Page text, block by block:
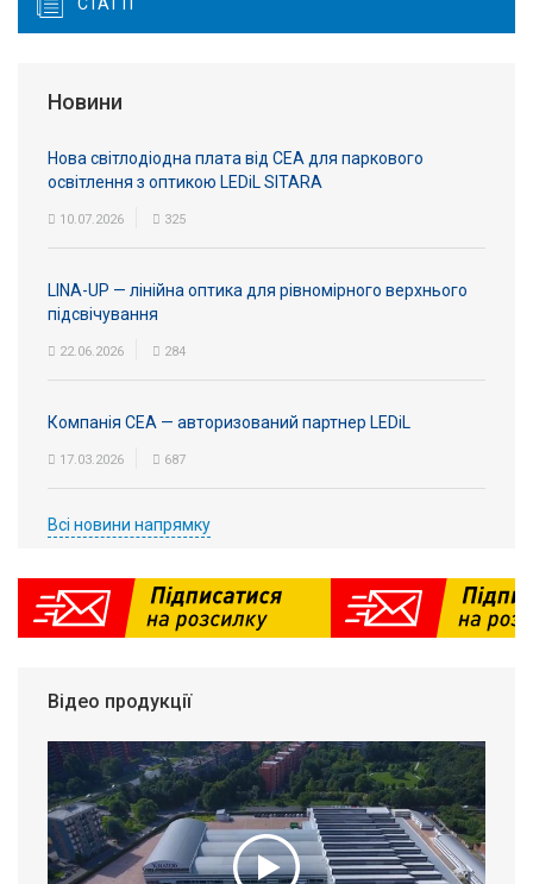
Новини
Нова світлодіодна плата від СЕА для паркового
освітлення з оптикою LEDiL SITARA
10.07.2026 325
LINA-UP — лінійна оптика для рівномірного верхнього
підсвічування
22.06.2026 284
Компанія СЕА — авторизований партнер LEDiL
17.03.2026 687
Всі новини напрямку
Відео продукції